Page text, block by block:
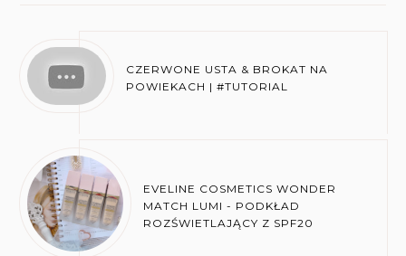
CZERWONE USTA & BROKAT NA
POWIEKACH | #TUTORIAL
EVELINE COSMETICS WONDER
MATCH LUMI - PODKŁAD
ROZŚWIETLAJĄCY Z SPF20